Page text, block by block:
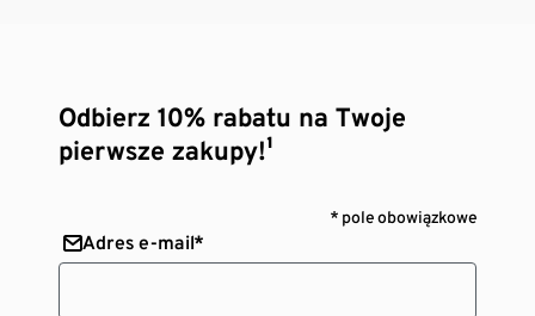
Odbierz 10% rabatu na Twoje
pierwsze zakupy!¹
* pole obowiązkowe
Adres e-mail*